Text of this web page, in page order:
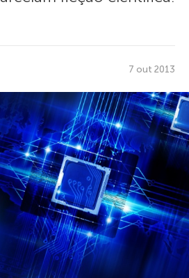
7 out 2013